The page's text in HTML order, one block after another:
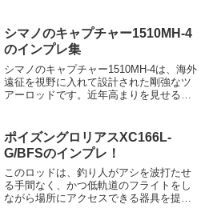
シマノのキャプチャー1510MH-4
のインプレ集
シマノのキャプチャー1510MH-4は、海外
遠征を視野に入れて設計された剛強なツ
アーロッドです。近年高まりを見せる遠
な使用に耐えるオーバースペックな設計
が施されています...
ポイズングロリアスXC166L-
G/BFSのインプレ！
このロッドは、釣り人がアシを波打たせ
る手間なく、かつ低軌道のフライトをし
ながら場所にアクセスできる器具を提供